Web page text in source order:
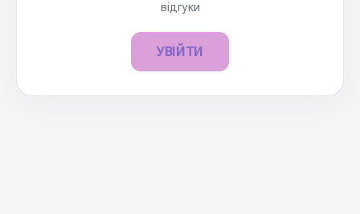
відгуки
УВІЙТИ